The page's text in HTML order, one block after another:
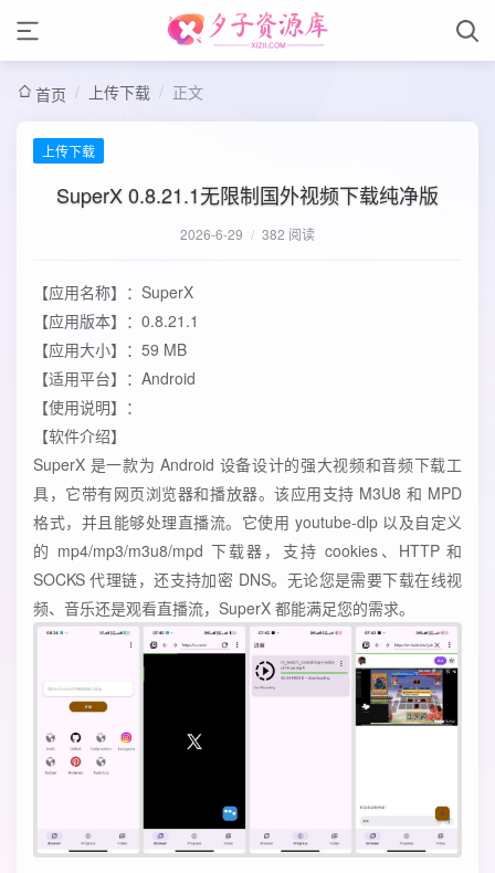
首页 / 上传下载 / 正文
上传下载
SuperX 0.8.21.1无限制国外视频下载纯净版
2026-6-29 / 382 阅读
【应用名称】：SuperX
【应用版本】：0.8.21.1
【应用大小】：59 MB
【适用平台】：Android
【使用说明】：
【软件介绍】
SuperX 是一款为 Android 设备设计的强大视频和音频下载工
具，它带有网页浏览器和播放器。该应用支持 M3U8 和 MPD
格式，并且能够处理直播流。它使用 youtube-dlp 以及自定义
的 mp4/mp3/m3u8/mpd 下载器，支持 cookies、HTTP 和
SOCKS 代理链，还支持加密 DNS。无论您是需要下载在线视
频、音乐还是观看直播流，SuperX 都能满足您的需求。